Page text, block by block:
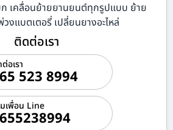
เคลื่อนย้ายยานยนต์ทุกรูปแบบ ย้าย
งแบตเตอรี่ เปลี่ยนยางอะไหล่
ติดต่อเรา
อเรา
523 8994
เพื่อน Line